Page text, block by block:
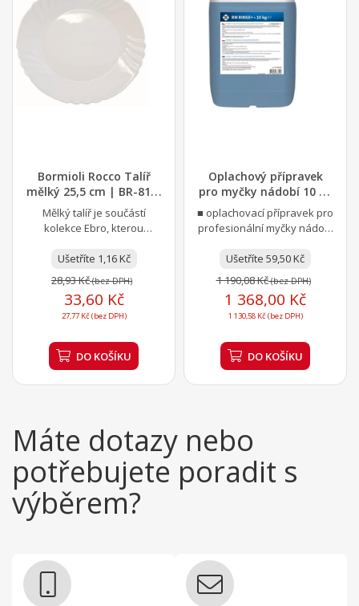
Bormioli Rocco Talíř
mělký 25,5 cm | BR-810-
36
Mělký talíř je součástí
kolekce Ebro, kterou
nadčasovosti a dekorace
ve...
Ušetříte 1,16 Kč
28,93 Kč(bez DPH)
33,60 Kč
27,77 Kč (bez DPH)
DO KOŠÍKU
Oplachový přípravek
pro myčky nádobí 10 kg
| RM + REDFOX...
■ oplachovací přípravek pro
profesionální myčky nádobí
přípravku na 1...
Ušetříte 59,50 Kč
1 190,08 Kč(bez DPH)
1 368,00 Kč
1 130,58 Kč (bez DPH)
DO KOŠÍKU
Máte dotazy nebo
potřebujete poradit s
výběrem?